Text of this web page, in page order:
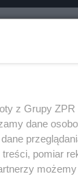
z Grupy
dane
pomiar